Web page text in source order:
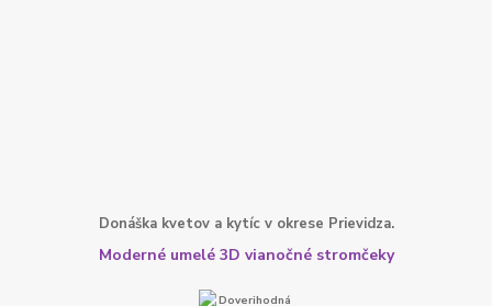
Donáška kvetov a kytíc v okrese Prievidza.
Moderné umelé 3D vianočné stromčeky